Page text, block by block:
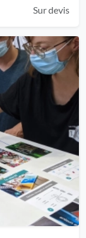
Sur devis